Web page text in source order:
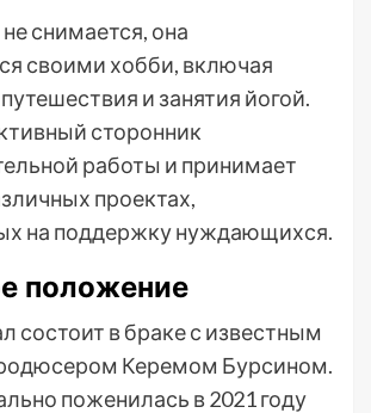
снимается, она
своими хобби, включая
и занятия йогой.
сторонник
работы и принимает
проектах,
на поддержку нуждающихся.
положение
состоит в браке с известным
Керемом Бурсином.
поженилась в 2021 году